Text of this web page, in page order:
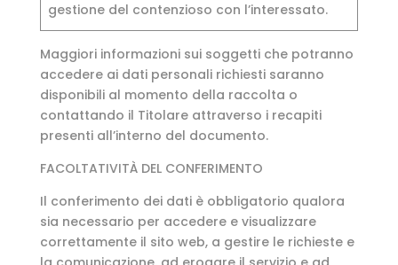
gestione del contenzioso con l’interessato.
Maggiori informazioni sui soggetti che potranno
accedere ai dati personali richiesti saranno
disponibili al momento della raccolta o
contattando il Titolare attraverso i recapiti
presenti all’interno del documento.
FACOLTATIVITÀ DEL CONFERIMENTO
Il conferimento dei dati è obbligatorio qualora
sia necessario per accedere e visualizzare
correttamente il sito web, a gestire le richieste e